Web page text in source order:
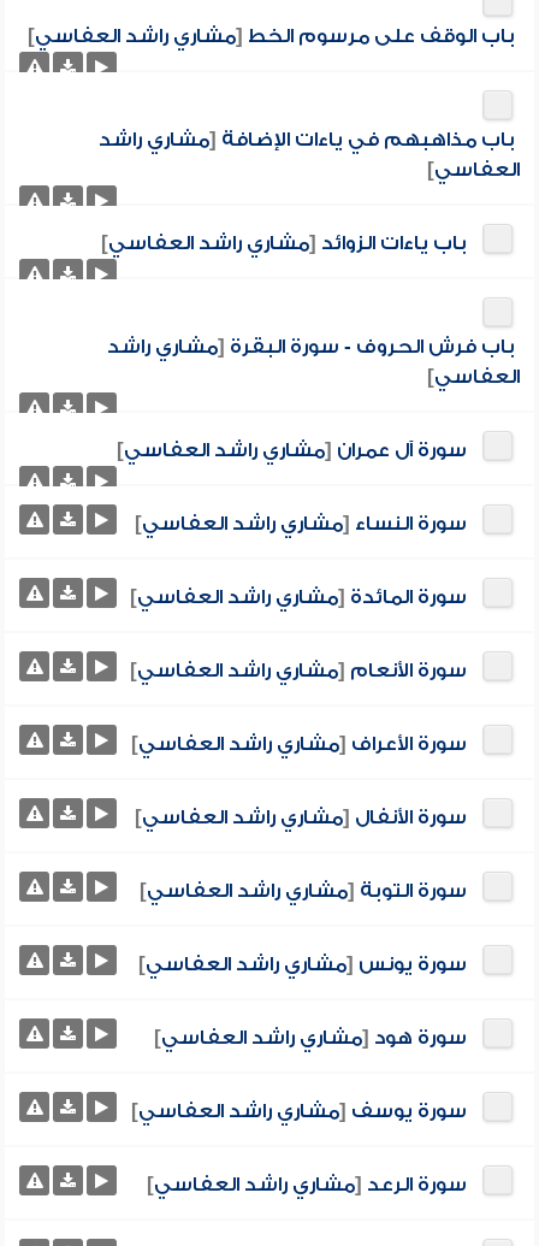
باب الوقف على مرسوم الخط [مشاري راشد العفاسي]
باب مذاهبهم في ياءات الإضافة [مشاري راشد
العفاسي]
باب ياءات الزوائد [مشاري راشد العفاسي]
باب فرش الحروف - سورة البقرة [مشاري راشد
العفاسي]
سورة آل عمران [مشاري راشد العفاسي]
سورة النساء [مشاري راشد العفاسي]
سورة المائدة [مشاري راشد العفاسي]
سورة الأنعام [مشاري راشد العفاسي]
سورة الأعراف [مشاري راشد العفاسي]
سورة الأنفال [مشاري راشد العفاسي]
سورة التوبة [مشاري راشد العفاسي]
سورة يونس [مشاري راشد العفاسي]
سورة هود [مشاري راشد العفاسي]
سورة يوسف [مشاري راشد العفاسي]
سورة الرعد [مشاري راشد العفاسي]